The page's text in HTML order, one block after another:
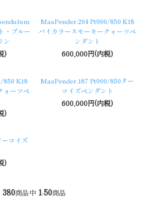
・ブルー
ン
)
MasPender.204 Pt900/850 K18
バイカラースモーキークォーツペ
ンダント
600,000円(内税)
850 K18
ォーツペ
)
MasPender.187 Pt900/850ター
コイズペンダント
600,000円(内税)
コイズ
)
380商品中 1-50商品